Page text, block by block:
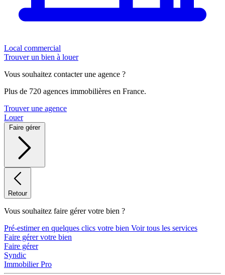
Local commercial
Trouver un bien à louer
Vous souhaitez contacter une agence ?
Plus de 720 agences immobilières en France.
Trouver une agence
Louer
Faire gérer
Retour
Vous souhaitez faire gérer votre bien ?
Pré-estimer en quelques clics votre bien Voir tous les services
Faire gérer votre bien
Faire gérer
Syndic
Immobilier Pro